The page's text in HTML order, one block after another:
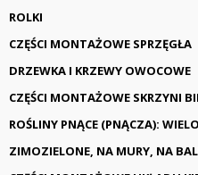
ROLKI
CZĘŚCI MONTAŻOWE SPRZĘGŁA
DRZEWKA I KRZEWY OWOCOWE
CZĘŚCI MONTAŻOWE SKRZYNI
ROŚLINY PNĄCE (PNĄCZA):
ZIMOZIELONE, NA MURY, NA